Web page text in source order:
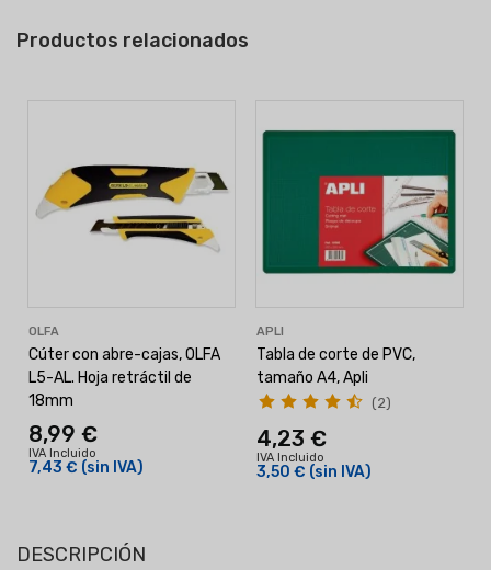
Productos relacionados
OLFA
Cúter con abre-cajas, OLFA
L5-AL. Hoja retráctil de
18mm
8,99 €
IVA Incluido
7,43 € (sin IVA)
APLI
Tabla de corte de PVC,
tamaño A4, Apli
4,23 €
IVA Incluido
3,50 € (sin IVA)
(2)
DESCRIPCIÓN